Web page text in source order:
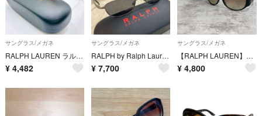
サングラス/メガネ
RALPH LAUREN ラルフローレン サングラス べっ甲柄 ケース付
¥ 4,482
サングラス/メガネ
RALPH by Ralph Lauren 7527/S 6LB サングラス
¥ 7,700
サングラス/メガネ
【RALPH LAUREN】ラルフローレン サングラス ウェリントン ブラック アイウェア ブラウンレンズ ケース付き
¥ 4,800